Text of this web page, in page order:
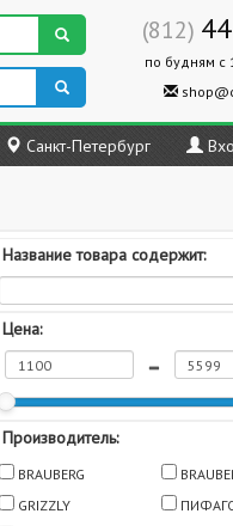
(812)
по будням с
Санкт-Петербург
Название товара содержит:
Цена:
Производитель:
BRAUBERG
GRIZZLY